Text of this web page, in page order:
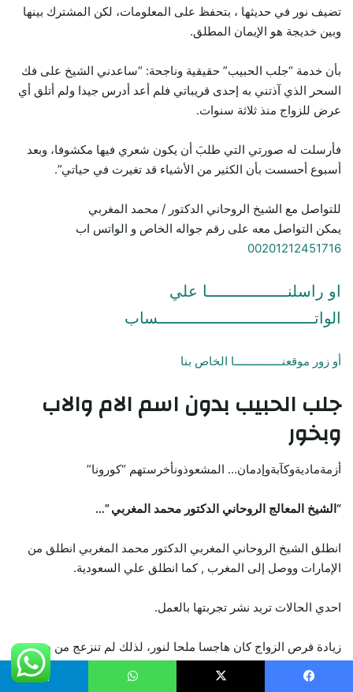
تضيف نور في حديثها ، بتحفظ على المعلومات، لكن المشترك بينها
وبين خديجة هو الإيمان المطلق.
بأن خدمة “جلب الحبيب” حقيقية وناجحة: “ساعدني الشيخ على فك
السحر الذي آذتني به إحدى قريباتي فلم أعد أدرس جيدا ولم أتلق أي
عرض للزواج منذ ثلاثة سنوات.
فأرسلت له صورتي التي طلبَ أن يكون شعري فيها مكشوفا، وبعد
أسبوع أحسست بأن الكثير من الأشياء قد تغيرت في حياتي”.
للتواصل مع الشيخ الروحاني الدكتور / محمد المغربي
يمكن التواصل معه على رقم جواله الخاص و الواتس اب
00201212451716
او راسلنـــــــــــــــــا علي
الواتـــــــــــــــــــــــــــــــــساب
أو زور موقعنـــــــــــــــا الخاص بنا
جلب الحبيب بدون اسم الام والاب
وبخور
أزمةماديةوكآبةوإدمان… المشعوذونأخرستهم “كورونا”
“الشيخ المعالج الروحاني الدكتور محمد المغربي ”…
انطلق الشيخ الروحاني المغربي الدكتور محمد المغربي انطلق من
الإمارات ووصل إلى المغرب , كما انطلق علي السعودية.
احدي الحالات تريد نشر تجربتها بالعمل.
زيادة فرص الزواج كان هاجسا ملحا لنور، لذلك لم تنزعج من دفع